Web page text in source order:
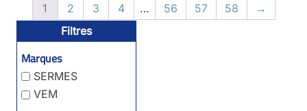
Filtres
Marques
SERMES
VEM
1 2 3 4 … 56 57 58 →